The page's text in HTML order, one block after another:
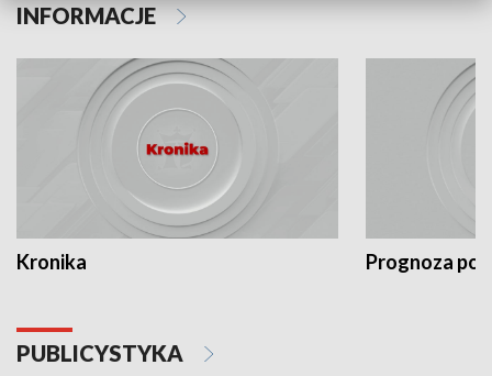
INFORMACJE
Kronika Prognoza
PUBLICYSTYKA